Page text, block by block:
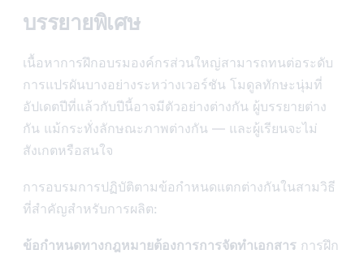
บรรยายพิเศษ
เนื้อหาการฝึกอบรมองค์กรส่วนใหญ่สามารถทนต่อระดับ
การแปรผันบางอย่างระหว่างเวอร์ชัน โมดูลทักษะนุ่มที่
อัปเดตปีที่แล้วกับปีนี้อาจมีตัวอย่างต่างกัน ผู้บรรยายต่าง
กัน แม้กระทั่งลักษณะภาพต่างกัน — และผู้เรียนจะไม่
สังเกตหรือสนใจ
การอบรมการปฏิบัติตามข้อกำหนดแตกต่างกันในสามวิธี
ที่สำคัญสำหรับการผลิต:
ข้อกำหนดทางกฎหมายต้องการการจัดทำเอกสาร การฝึก